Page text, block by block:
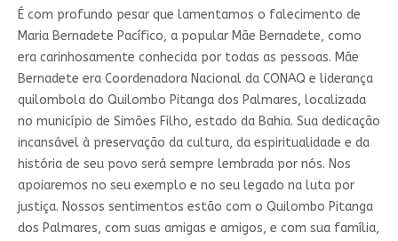
É com profundo pesar que lamentamos o falecimento de
Maria Bernadete Pacífico, a popular Mãe Bernadete, como
era carinhosamente conhecida por todas as pessoas. Mãe
Bernadete era Coordenadora Nacional da CONAQ e liderança
quilombola do Quilombo Pitanga dos Palmares, localizada
no município de Simões Filho, estado da Bahia. Sua dedicação
incansável à preservação da cultura, da espiritualidade e da
história de seu povo será sempre lembrada por nós. Nos
apoiaremos no seu exemplo e no seu legado na luta por
justiça. Nossos sentimentos estão com o Quilombo Pitanga
dos Palmares, com suas amigas e amigos, e com sua família,